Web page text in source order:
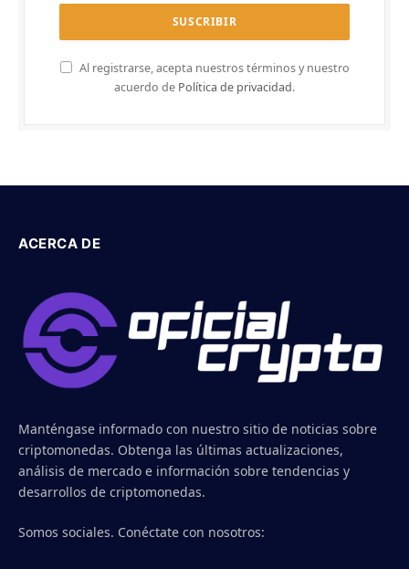
Al registrarse, acepta nuestros términos y nuestro
acuerdo de Política de privacidad.
ACERCA DE
Manténgase informado con nuestro sitio de noticias sobre
criptomonedas. Obtenga las últimas actualizaciones,
análisis de mercado e información sobre tendencias y
desarrollos de criptomonedas.
Somos sociales. Conéctate con nosotros: